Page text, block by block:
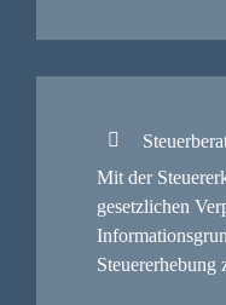
Mit der
gesetzlichen
Steuererhebung